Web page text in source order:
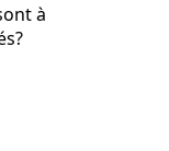
à